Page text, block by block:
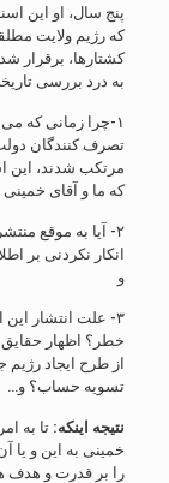
پنج سال، او این
که رﮊیم ولایت
کشتارها، برقرار
به درد بررسی
۱-چرا زمانی که
تصرف کنندگان
مرتکب شدند، این
که ما و آقای خمینی
۲- آیا به موقع
انکار نکردنی بر
و
۳- علت انتشار
خطر؟ اظهار حقایق
از طرح ایجاد
تسویه حساب؟ و…
نتیجه اینکه: تا به
خمینی به این و
را بر قدرت و هدف